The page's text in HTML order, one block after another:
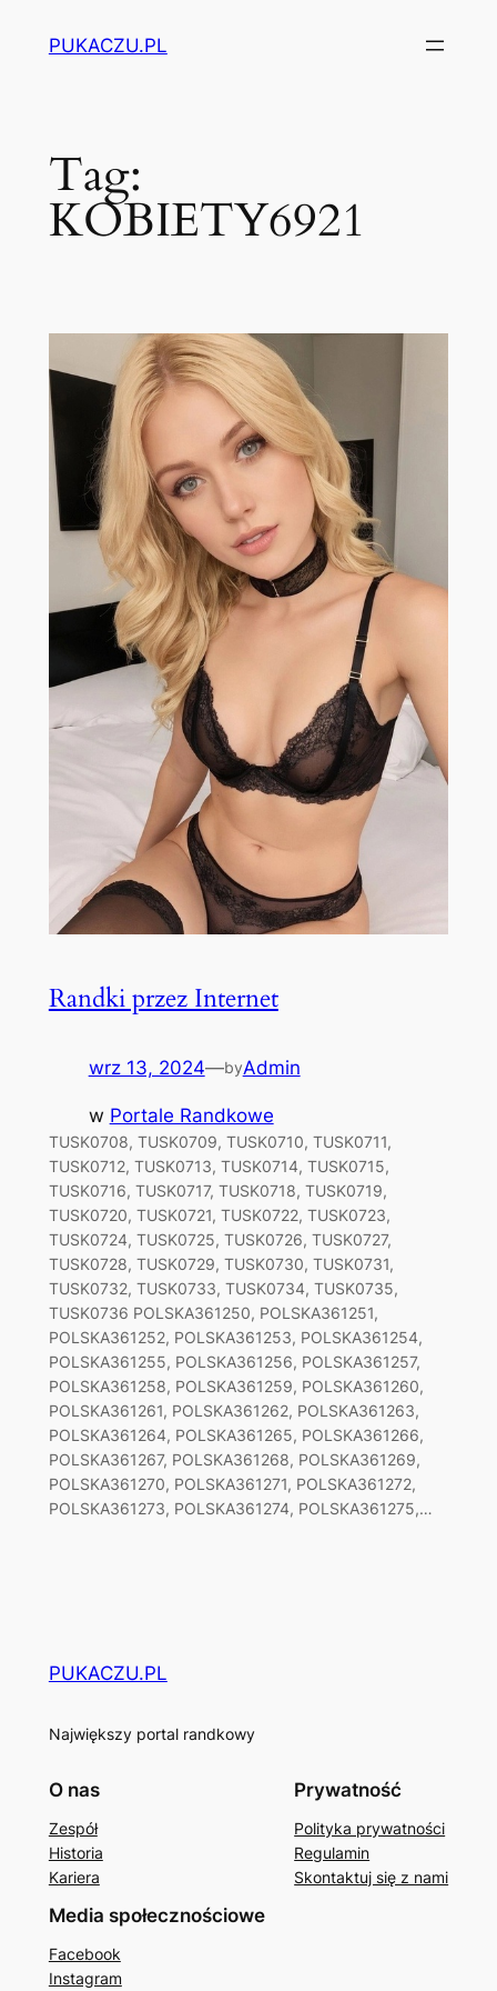
PUKACZU.PL
Tag:
KOBIETY6921
Randki przez Internet
wrz 13, 2024—byAdmin
w Portale Randkowe
TUSK0708, TUSK0709, TUSK0710, TUSK0711,
TUSK0712, TUSK0713, TUSK0714, TUSK0715,
TUSK0716, TUSK0717, TUSK0718, TUSK0719,
TUSK0720, TUSK0721, TUSK0722, TUSK0723,
TUSK0724, TUSK0725, TUSK0726, TUSK0727,
TUSK0728, TUSK0729, TUSK0730, TUSK0731,
TUSK0732, TUSK0733, TUSK0734, TUSK0735,
TUSK0736 POLSKA361250, POLSKA361251,
POLSKA361252, POLSKA361253, POLSKA361254,
POLSKA361255, POLSKA361256, POLSKA361257,
POLSKA361258, POLSKA361259, POLSKA361260,
POLSKA361261, POLSKA361262, POLSKA361263,
POLSKA361264, POLSKA361265, POLSKA361266,
POLSKA361267, POLSKA361268, POLSKA361269,
POLSKA361270, POLSKA361271, POLSKA361272,
POLSKA361273, POLSKA361274, POLSKA361275,…
PUKACZU.PL
Największy portal randkowy
O nas
Zespół
Historia
Kariera
Prywatność
Polityka prywatności
Regulamin
Skontaktuj się z nami
Media społecznościowe
Facebook
Instagram